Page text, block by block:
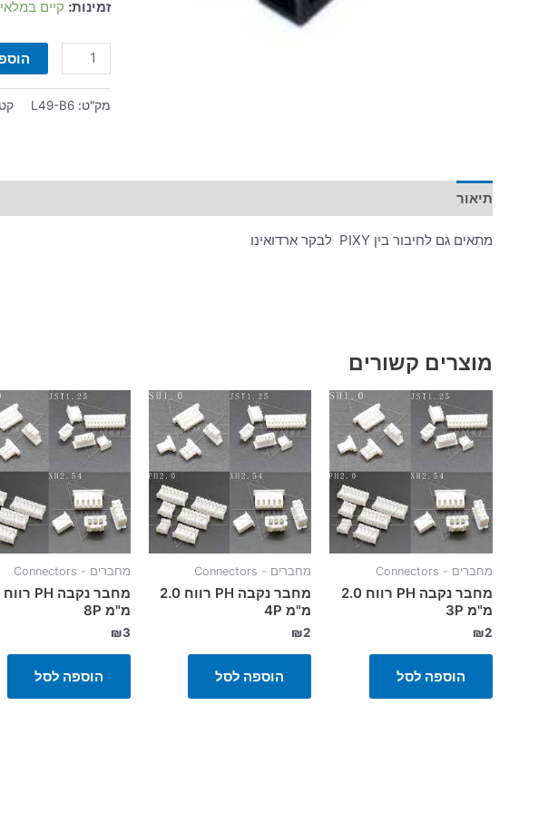
זמינות: קיים במלאי
מק"ט: L49-B6
תיאור
מתאים גם לחיבור בין PIXY לבקר ארדואינו
מוצרים קשורים
מחברים - Connectors
מחבר נקבה PH רווח 2.0
מ"מ 3P
₪2
הוספה לסל
מחברים - Connectors
מחבר נקבה PH רווח 2.0
מ"מ 4P
₪2
הוספה לסל
מחברים - Connectors
מ"מ 8P
₪3
הוספה לסל